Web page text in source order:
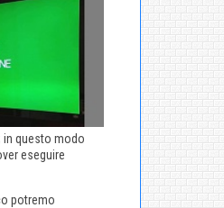
in questo modo
eseguire
potremo